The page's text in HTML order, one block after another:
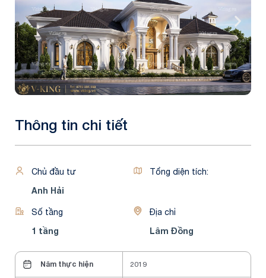
Thông tin chi tiết
Chủ đầu tư
Anh Hải
Tổng diện tích:
Số tầng
1 tầng
Địa chỉ
Lâm Đồng
Năm thực hiện 2019